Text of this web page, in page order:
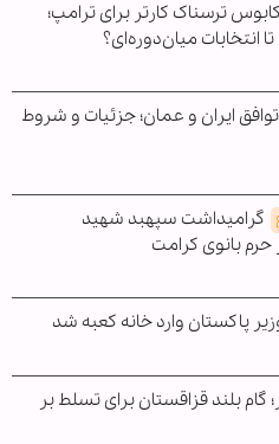
ترسناک کارتر برای ترامپ؛
انتخابات میان‌دوره‌ای؟
توافق ایران و عمان؛ جزئیات و شروط
گرامیداشت سپهبد شهید
بانوی کرامت
پاکستان وارد خانه کعبه شد
گام بلند قزاقستان برای تسلط بر